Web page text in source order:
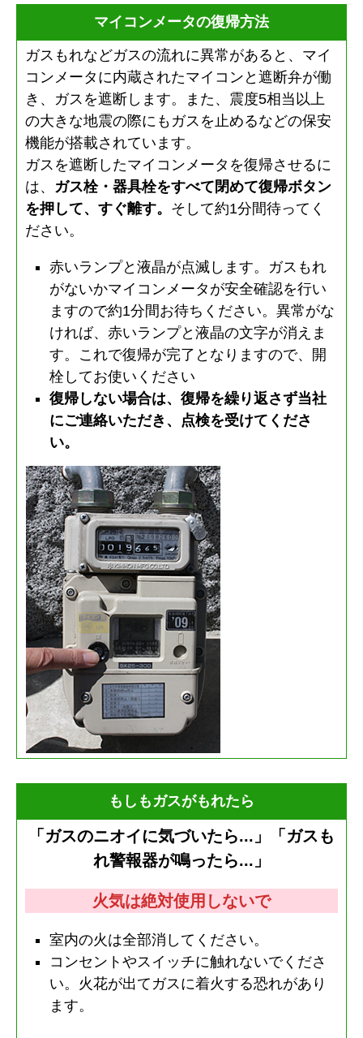
マイコンメータの復帰方法
ガスもれなどガスの流れに異常があると、マイ
コンメータに内蔵されたマイコンと遮断弁が働
き、ガスを遮断します。また、震度5相当以上
の大きな地震の際にもガスを止めるなどの保安
機能が搭載されています。
ガスを遮断したマイコンメータを復帰させるに
は、 ガス栓・器具栓をすべて閉めて復帰ボタン
を押して、すぐ離す。 そして約1分間待ってく
ださい。
赤いランプと液晶が点滅します。ガスもれ
がないかマイコンメータが安全確認を行い
ますので約1分間お待ちください。異常がな
ければ、赤いランプと液晶の文字が消えま
す。これで復帰が完了となりますので、開
栓してお使いください
復帰しない場合は、復帰を繰り返さず当社
にご連絡いただき、点検を受けてくださ
い。
もしもガスがもれたら
「ガスのニオイに気づいたら...」「ガスも
れ警報器が鳴ったら...」
火気は絶対使用しないで
室内の火は全部消してください。
コンセントやスイッチに触れないでくださ
い。火花が出てガスに着火する恐れがあり
ます。